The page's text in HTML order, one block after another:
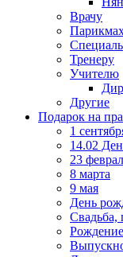
Врачу
Тренеру
Учителю
Другие
Подарок на
1
14.02
23
8 марта
9 мая
День
Свадьба,